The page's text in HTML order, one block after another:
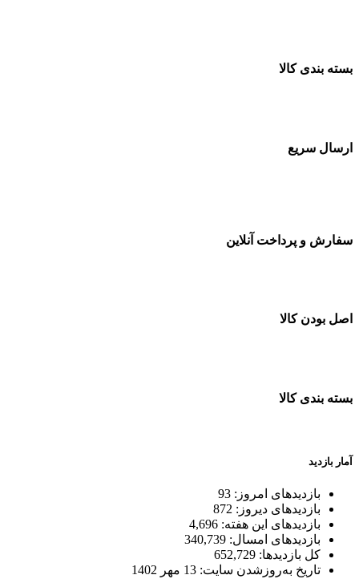
بسته بندی کالا
ارسال سریع
سفارش و پرداخت آنلاین
اصل بودن کالا
بسته بندی کالا
آمار بازدید
بازدیدهای امروز: 93
بازدیدهای دیروز: 872
بازدیدهای این هفته: 4,696
بازدیدهای امسال: 340,739
کل بازدیدها: 652,729
تاریخ به‌روزشدن سایت: 13 مهر 1402